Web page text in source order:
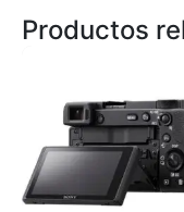
Productos